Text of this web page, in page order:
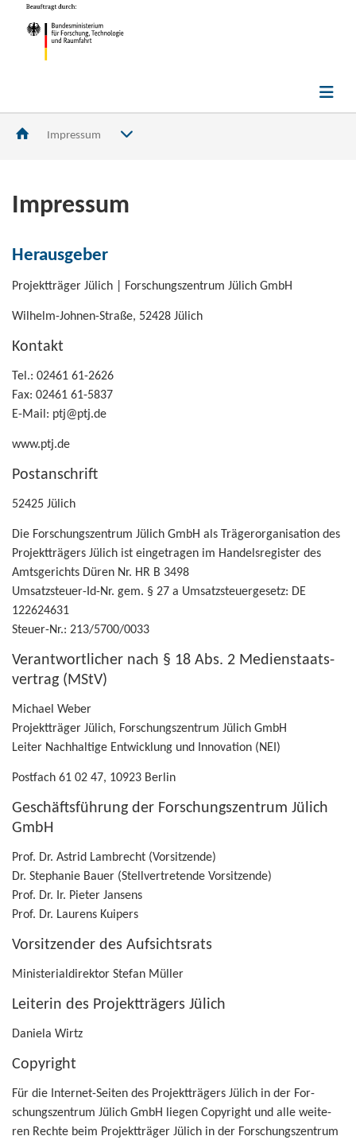
Impressum
Im­pres­sum
Her­aus­ge­ber
Pro­jekt­trä­ger Jü­lich | For­schungs­zen­trum Jü­lich GmbH
Wilhelm-​Johnen-Straße, 52428 Jü­lich
Kon­takt
Tel.: 02461 61-​2626
Fax: 02461 61-​5837
E-​Mail: ptj@ptj.de
www.ptj.de
Post­an­schrift
52425 Jü­lich
Die For­schungs­zen­trum Jü­lich GmbH als Trä­ger­or­ga­ni­sa­ti­on des
Pro­jekt­trä­gers Jü­lich ist ein­ge­tra­gen im Han­dels­re­gis­ter des
Amts­ge­richts Düren Nr. HR B 3498
Umsatzsteuer-​Id-Nr. gem. § 27 a Um­satz­steu­er­ge­setz: DE
122624631
Steuer-​Nr.: 213/5700/0033
Ver­ant­wort­li­cher nach § 18 Abs. 2 Me­di­en­staats­
ver­trag (MStV)
Mi­cha­el Weber
Pro­jekt­trä­ger Jü­lich, For­schungs­zen­trum Jü­lich GmbH
Lei­ter Nach­hal­ti­ge Ent­wick­lung und In­no­va­ti­on (NEI)
Post­fach 61 02 47, 10923 Ber­lin
Ge­schäfts­füh­rung der For­schungs­zen­trum Jü­lich
GmbH
Prof. Dr. As­trid Lam­brecht (Vor­sit­zen­de)
Dr. Ste­pha­nie Bauer (Stell­ver­tre­ten­de Vor­sit­zen­de)
Prof. Dr. Ir. Pie­ter Jan­sens
Prof. Dr. Lau­rens Kui­pers
Vor­sit­zen­der des Auf­sichts­rats
Mi­nis­te­ri­al­di­rek­tor Ste­fan Mül­ler
Lei­te­rin des Pro­jekt­trä­gers Jü­lich
Da­nie­la Wirtz
Co­py­right
Für die Internet-​Seiten des Pro­jekt­trä­gers Jü­lich in der For­
schungs­zen­trum Jü­lich GmbH lie­gen Co­py­right und alle wei­te­
ren Rech­te beim Pro­jekt­trä­ger Jü­lich in der For­schungs­zen­trum